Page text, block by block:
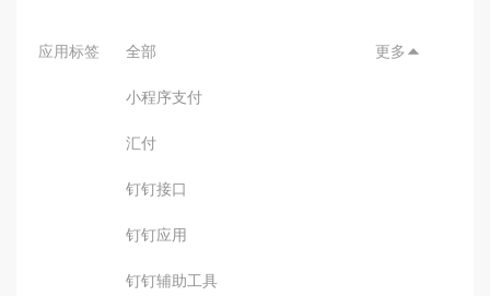
应用标签 全部
小程序支付
汇付
钉钉接口
钉钉应用
钉钉辅助工具
更多 